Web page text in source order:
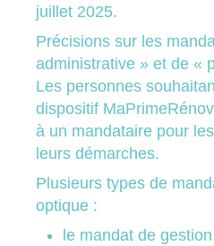
juillet 2025.
Précisions sur les
administrative » et de «
Les personnes
dispositif
à un mandataire pour
leurs démarches.
Plusieurs types de
optique :
le mandat de